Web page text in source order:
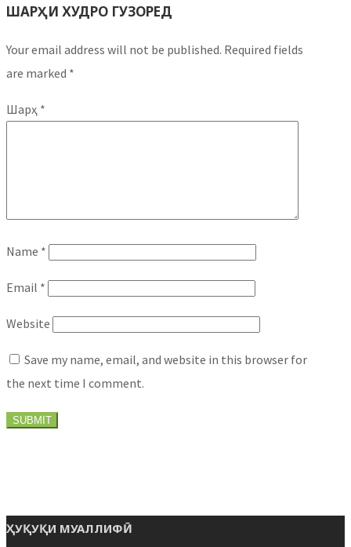
ШАРҲИ ХУДРО ГУЗОРЕД
Your email address will not be published. Required fields
are marked *
Шарҳ *
Name *
Email *
Website
Save my name, email, and website in this browser for
the next time I comment.
ҲУҚУҚИ МУАЛЛИФӢ